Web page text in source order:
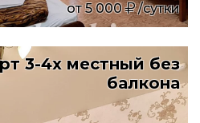
от 5 000 /сутки
3-4х местный без
балкона